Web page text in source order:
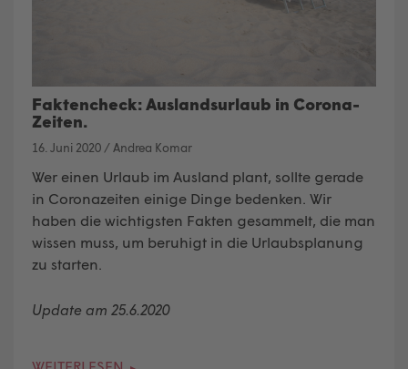
Faktencheck: Auslandsurlaub in Corona-
Zeiten.
16. Juni 2020 / Andrea Komar
Wer einen Urlaub im Ausland plant, sollte gerade
in Coronazeiten einige Dinge bedenken. Wir
haben die wichtigsten Fakten gesammelt, die man
wissen muss, um beruhigt in die Urlaubsplanung
zu starten.
Update am 25.6.2020
WEITERLESEN